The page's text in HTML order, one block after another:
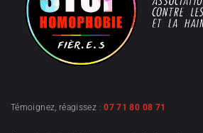
Témoignez, réagissez :07 71 80 08 71